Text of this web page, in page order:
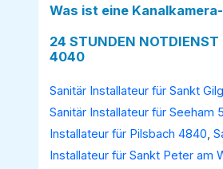
Was ist eine
24 STUNDEN
4040
Sanitär Installateur für Sankt
Sanitär Installateur für Seeham
Installateur für Pilsbach 4840,
Installateur für Sankt Peter am